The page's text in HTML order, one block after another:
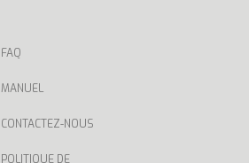
FAQ
MANUEL
CONTACTEZ-NOUS
POLITIQUE DE